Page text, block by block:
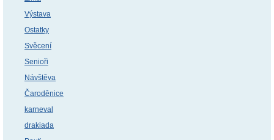
Výstava
Ostatky
Svěcení
Senioři
Návštěva
Čaroděnice
karneval
drakiada